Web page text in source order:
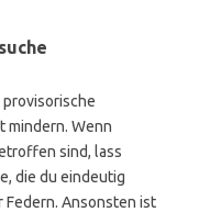
mindern. Wenn
sind, lass
die du eindeutig
Federn. Ansonsten ist